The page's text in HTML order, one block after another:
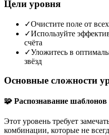
Цели уровня
✓Очистите поле от
✓Используйте
счёта
✓Уложитесь в
звёзд
Основные сложности
🧩 Распознавание шаблонов
Этот уровень требует
комбинации, которые не